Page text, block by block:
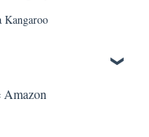
Kangaroo
Amazon